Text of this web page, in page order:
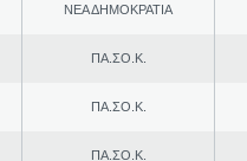
ΝΕΑ ΔΗΜΟΚΡΑΤΙΑ
ΠΑ.ΣΟ.Κ.
ΠΑ.ΣΟ.Κ.
ΠΑ.ΣΟ.Κ.